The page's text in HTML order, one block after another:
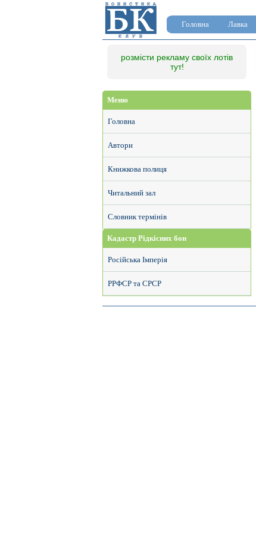
Головна
Лавка
розмісти рекламу своїх лотів
тут!
Меню
Головна
Автори
Книжкова полиця
Читальний зал
Словник термінів
Кадастр Рідкісних бон
Російська Імперія
РРФСР та СРСР